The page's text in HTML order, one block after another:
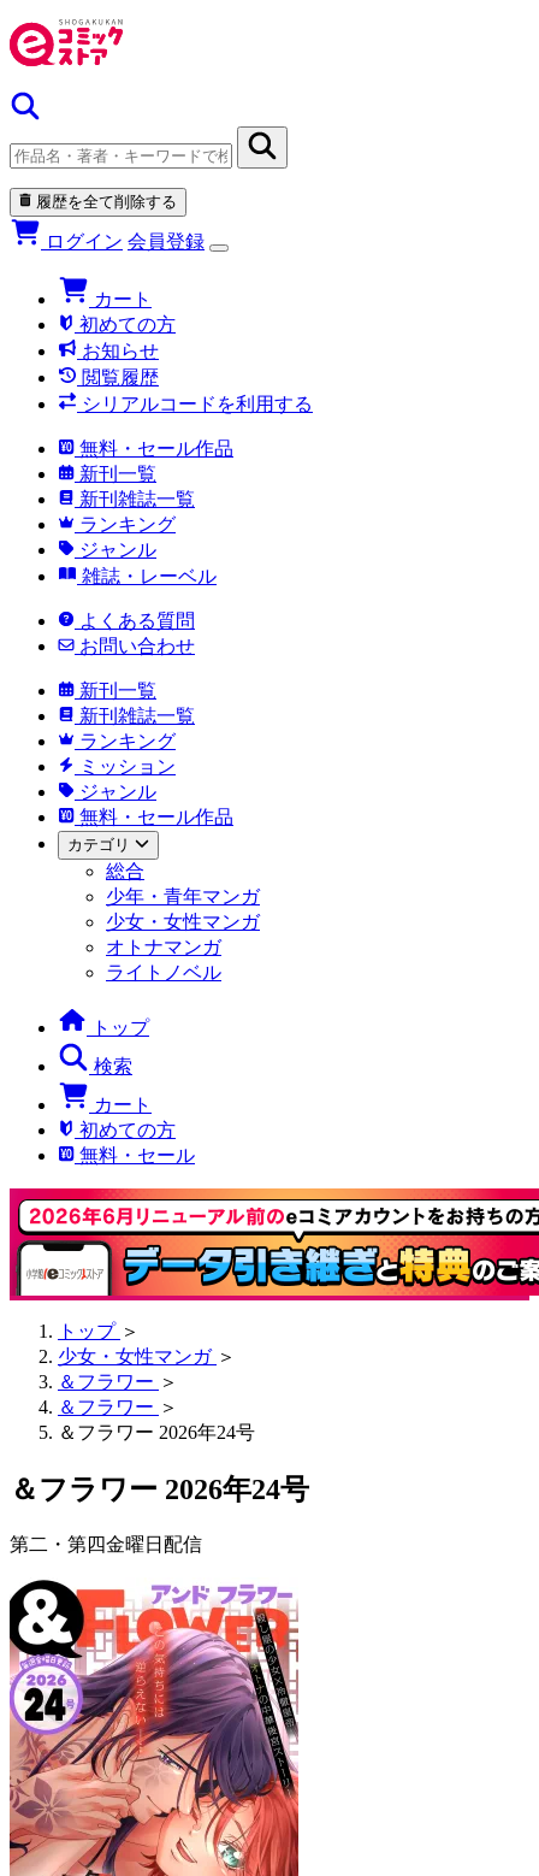
履歴を全て削除する
ログイン 会員登録
カート
初めての方
お知らせ
閲覧履歴
シリアルコードを利用する
無料・セール作品
新刊一覧
新刊雑誌一覧
ランキング
ジャンル
雑誌・レーベル
よくある質問
お問い合わせ
新刊一覧
新刊雑誌一覧
ランキング
ミッション
ジャンル
無料・セール作品
カテゴリ
総合
少年・青年マンガ
少女・女性マンガ
オトナマンガ
ライトノベル
トップ
検索
カート
初めての方
無料・セール
トップ ＞
少女・女性マンガ ＞
＆フラワー ＞
＆フラワー ＞
＆フラワー 2026年24号
＆フラワー 2026年24号
第二・第四金曜日配信